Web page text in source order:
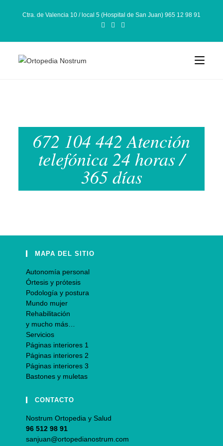
Ctra. de Valencia 10 / local 5 (Hospital de San Juan) 965 12 98 91
672 104 442 Atención
telefónica 24 horas /
365 días
MAPA DEL SITIO
Autonomía personal
Órtesis y prótesis
Podología y postura
Mundo mujer
Rehabilitación
y mucho más…
Servicios
Páginas interiores 1
Páginas interiores 2
Páginas interiores 3
Bastones y muletas
CONTACTO
Nostrum Ortopedia y Salud
96 512 98 91
sanjuan@ortopedianostrum.com